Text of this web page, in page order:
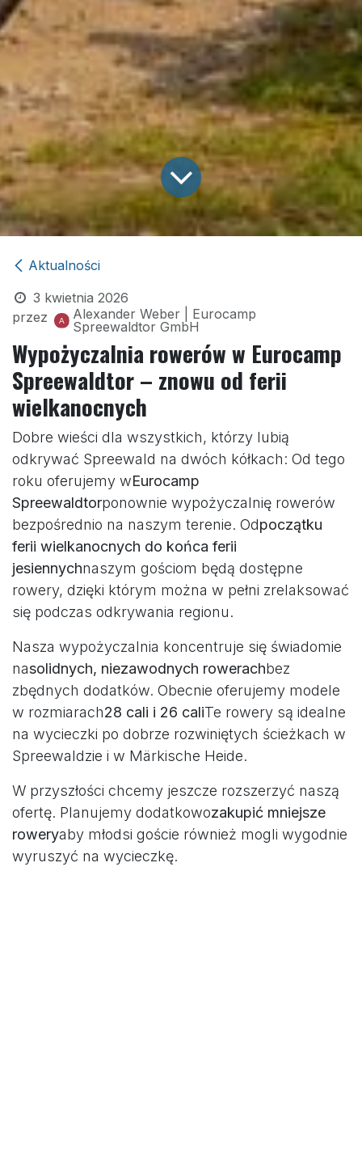
Aktualności
3 kwietnia 2026
przez
Alexander Weber | Eurocamp
Spreewaldtor GmbH
Wypożyczalnia rowerów w Eurocamp
Spreewaldtor – znowu od ferii
wielkanocnych
Dobre wieści dla wszystkich, którzy lubią
odkrywać Spreewald na dwóch kółkach: Od tego
roku oferujemy wEurocamp
Spreewaldtorponownie wypożyczalnię rowerów
bezpośrednio na naszym terenie. Odpoczątku
ferii wielkanocnych do końca ferii
jesiennychnaszym gościom będą dostępne
rowery, dzięki którym można w pełni zrelaksować
się podczas odkrywania regionu.
Nasza wypożyczalnia koncentruje się świadomie
nasolidnych, niezawodnych rowerachbez
zbędnych dodatków. Obecnie oferujemy modele
w rozmiarach28 cali i 26 caliTe rowery są idealne
na wycieczki po dobrze rozwiniętych ścieżkach w
Spreewaldzie i w Märkische Heide.
W przyszłości chcemy jeszcze rozszerzyć naszą
ofertę. Planujemy dodatkowozakupić mniejsze
roweryaby młodsi goście również mogli wygodnie
wyruszyć na wycieczkę.